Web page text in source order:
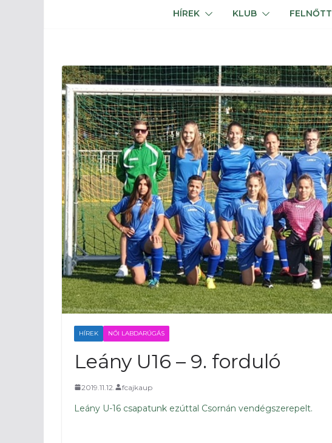
HÍREK KLUB FELNŐTT
HÍREK NŐI LABDARÚGÁS
Leány U16 – 9. forduló
2019.11.12. fcajkaup
Leány U-16 csapatunk ezúttal Csornán vendégszerepelt.